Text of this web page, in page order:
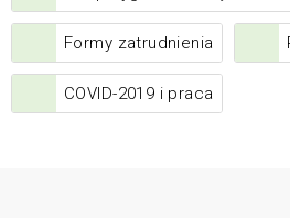
Formy zatrudnienia
COVID-2019 i praca